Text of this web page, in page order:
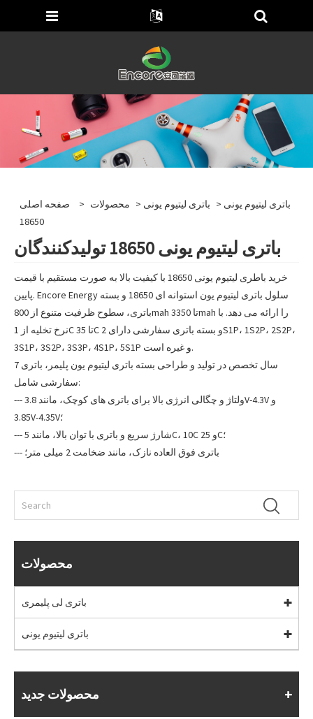
صفحه اصلی > محصولات > باتری لیتیوم یونی > باتری لیتیوم یونی
18650
باتری لیتیوم یونی 18650 تولیدکنندگان
خرید باطری لیتیوم یونی 18650 با کیفیت بالا به صورت مستقیم با قیمت
پایین. Encore Energy سلول باتری لیتیوم یون استوانه ای 18650 و بسته
باتری، سطوح ظرفیت متنوع از 800mah تا 3350mah را ارائه می دهد. با
نرخ تخلیه از 1C تا 35C و بسته باتری سفارشی دارای 2S1P، 1S2P، 2S2P،
3S1P، 3S2P، 3S3P، 4S1P، 5S1P و غیره است.
7 سال تخصص در تولید و طراحی بسته باتری لیتیوم یون پلیمر، باتری
سفارشی شامل:
--- ولتاژ و چگالی انرژی بالا برای باتری های کوچک، مانند 3.8V-4.3V و
3.85V-4.35V؛
--- شارژ سریع و باتری با توان بالا، مانند 5C، 10C و 25C؛
--- باتری فوق العاده نازک، مانند ضخامت 2 میلی متر؛
محصولات
باتری لی پلیمری
باتری لیتیوم یونی
محصولات جدید